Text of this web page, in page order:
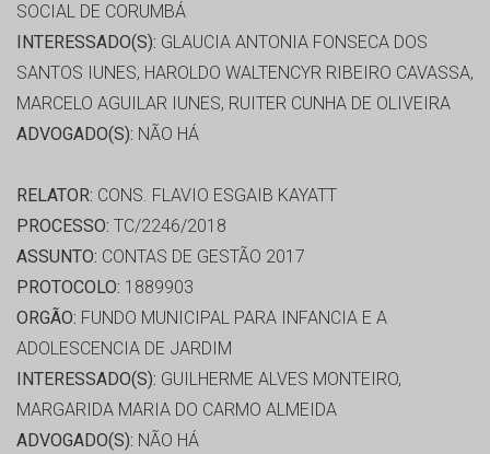
SOCIAL DE CORUMBÁ
INTERESSADO(S): GLAUCIA ANTONIA FONSECA DOS
SANTOS IUNES, HAROLDO WALTENCYR RIBEIRO CAVASSA,
MARCELO AGUILAR IUNES, RUITER CUNHA DE OLIVEIRA
ADVOGADO(S): NÃO HÁ
RELATOR: CONS. FLAVIO ESGAIB KAYATT
PROCESSO: TC/2246/2018
ASSUNTO: CONTAS DE GESTÃO 2017
PROTOCOLO: 1889903
ORGÃO: FUNDO MUNICIPAL PARA INFANCIA E A
ADOLESCENCIA DE JARDIM
INTERESSADO(S): GUILHERME ALVES MONTEIRO,
MARGARIDA MARIA DO CARMO ALMEIDA
ADVOGADO(S): NÃO HÁ